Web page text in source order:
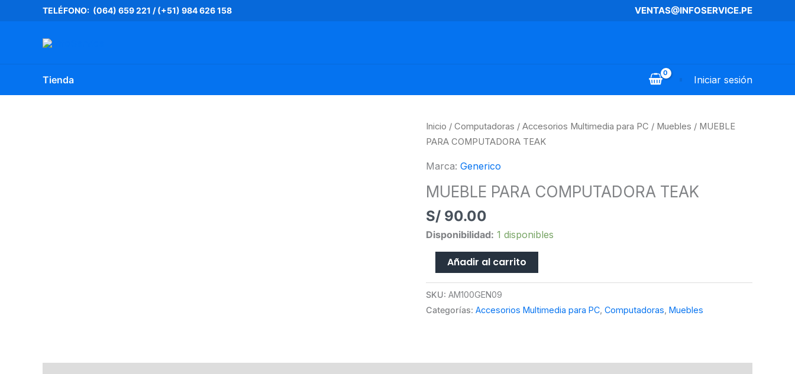
contenido
TELÉFONO: (064) 659 221 /(+51) 984 626 158 VENTAS@INFOSERVICE.PE
Tienda Iniciar sesión
Inicio / Computadoras / Accesorios Multimedia para PC / Muebles / MUEBLE
PARA COMPUTADORA TEAK
Marca: Generico
MUEBLE PARA COMPUTADORA TEAK
S/ 90.00
Disponibilidad: 1 disponibles
MUEBLE
PARA
TEAK
cantidad
Añadir al carrito
SKU: AM100GEN09
Categorías: Accesorios Multimedia para PC, Computadoras, Muebles